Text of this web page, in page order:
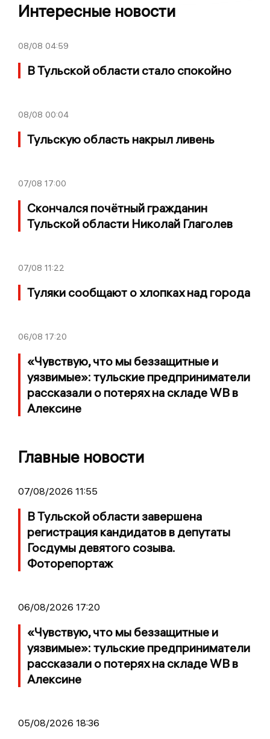
Интересные новости
08/08 04:59
В Тульской области стало спокойно
08/08 00:04
Тульскую область накрыл ливень
07/08 17:00
Скончался почётный гражданин
Тульской области Николай Глаголев
07/08 11:22
Туляки сообщают о хлопках над города
06/08 17:20
«Чувствую, что мы беззащитные и
уязвимые»: тульские предприниматели
рассказали о потерях на складе WB в
Алексине
Главные новости
07/08/2026 11:55
В Тульской области завершена
регистрация кандидатов в депутаты
Госдумы девятого созыва.
Фоторепортаж
06/08/2026 17:20
«Чувствую, что мы беззащитные и
уязвимые»: тульские предприниматели
рассказали о потерях на складе WB в
Алексине
05/08/2026 18:36